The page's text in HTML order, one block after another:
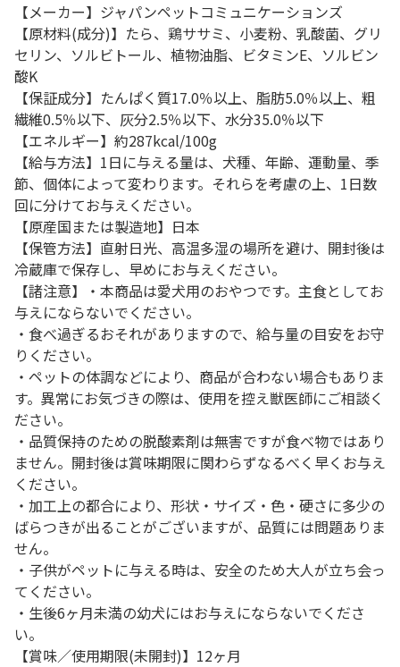
【メーカー】ジャパンペットコミュニケーションズ
【原材料(成分)】たら、鶏ササミ、小麦粉、乳酸菌、グリ
セリン、ソルビトール、植物油脂、ビタミンE、ソルビン
酸K
【保証成分】たんぱく質17.0％以上、脂肪5.0％以上、粗
繊維0.5％以下、灰分2.5％以下、水分35.0％以下
【エネルギー】約287kcal/100g
【給与方法】1日に与える量は、犬種、年齢、運動量、季
節、個体によって変わります。それらを考慮の上、1日数
回に分けてお与えください。
【原産国または製造地】日本
【保管方法】直射日光、高温多湿の場所を避け、開封後は
冷蔵庫で保存し、早めにお与えください。
【諸注意】・本商品は愛犬用のおやつです。主食としてお
与えにならないでください。
・食べ過ぎるおそれがありますので、給与量の目安をお守
りください。
・ペットの体調などにより、商品が合わない場合もありま
す。異常にお気づきの際は、使用を控え獣医師にご相談く
ださい。
・品質保持のための脱酸素剤は無害ですが食べ物ではあり
ません。開封後は賞味期限に関わらずなるべく早くお与え
ください。
・加工上の都合により、形状・サイズ・色・硬さに多少の
ばらつきが出ることがございますが、品質には問題ありま
せん。
・子供がペットに与える時は、安全のため大人が立ち会っ
てください。
・生後6ヶ月未満の幼犬にはお与えにならないでくださ
い。
【賞味／使用期限(未開封)】12ヶ月